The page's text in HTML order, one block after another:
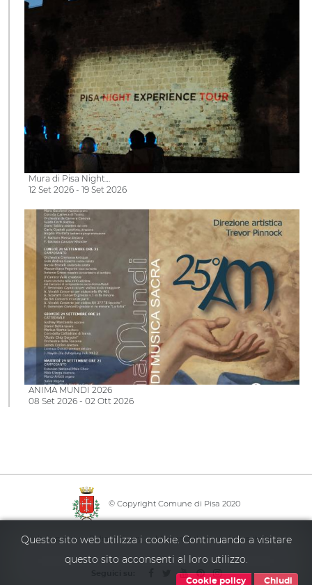
Mura di Pisa Night…
12 Set 2026 - 19 Set 2026
ANIMA MUNDI 2026
08 Set 2026 - 02 Ott 2026
© Copyright Comune di Pisa 2020
Info point·Policy privacy ·Mappa del sito·Accessibilità
Questo sito web utilizza i cookie. Continuando a visitare
questo sito acconsenti al loro utilizzo.
Cookie policy Chiudi